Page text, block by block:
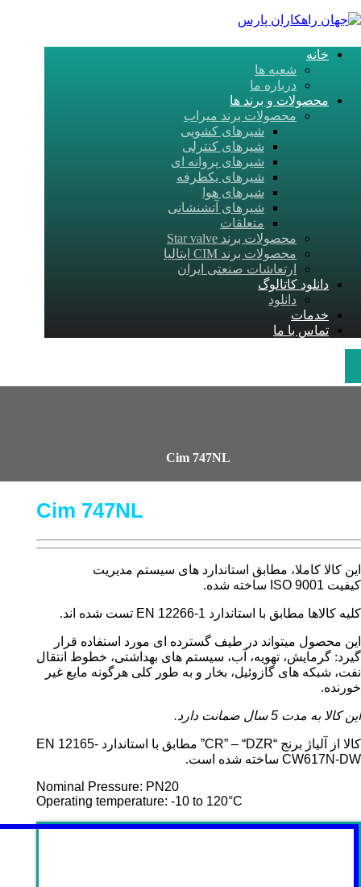
خانه
شعبه ها
درباره ما
محصولات و برند ها
محصولات برند میراب
شیرهای کشویی
شیرهای کنترلی
شیرهای پروانه ‎ای
شیرهای یکطرفه
شیرهای هوا
شیرهای آتشنشانی
متعلقات
محصولات برند Star valve
محصولات برند CIM ایتالیا
ارتعاشات صنعتی ایران
دانلود کاتالوگ
دانلود
خدمات
تماس با ما
Cim 747NL
Cim 747NL
این کالا کاملا، مطابق استاندارد های سیستم مدیریت
کیفیت ISO 9001 ساخته شده.
کلیه کالاها مطابق با استاندارد EN 12266-1 تست شده اند.
این محصول میتواند در طیف گسترده ای مورد استفاده قرار
گیرد: گرمایش، تهویه، آب، سیستم های بهداشتی، خطوط انتقال
نفت، شبکه های گازوئیل، بخار و به طور کلی هرگونه مایع غیر
خورنده.
این کالا به مدت 5سال ضمانت دارد.
کالا از آلیاژ برنج “CR” – “DZR” مطابق با استاندارد EN 12165-
CW617N-DW ساخته شده است.
Nominal Pressure: PN20
Operating temperature: -10 to 120°C